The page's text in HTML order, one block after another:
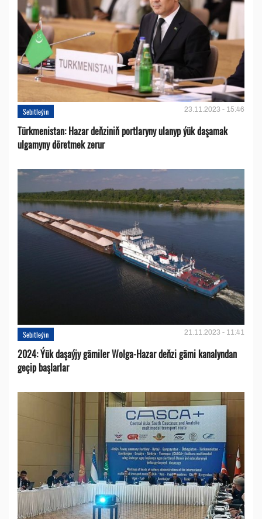
Sebitleýin 23.11.2023 - 15:46
Türkmenistan: Hazar deňziniň portlaryny ulanyp ýük daşamak
ulgamyny döretmek zerur
Sebitleýin 21.11.2023 - 11:41
2024: Ýük daşaýjy gämiler Wolga-Hazar deňzi gämi kanalyndan
geçip başlarlar